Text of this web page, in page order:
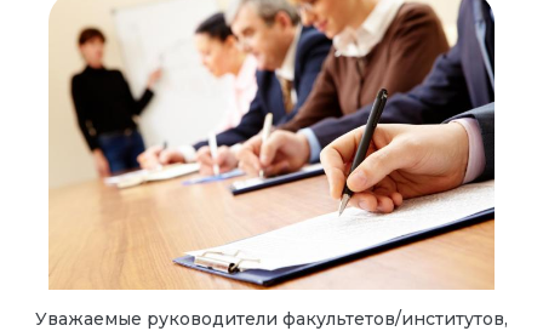
Уважаемые руководители факультетов/институтов,